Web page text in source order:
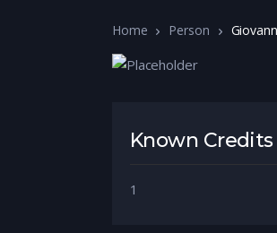
Home Person
Known Credits
1